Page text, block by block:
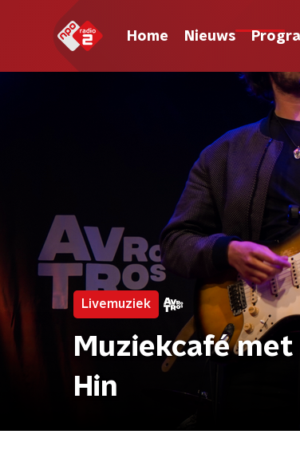
Home Nieuws
Livemuziek
Muziekcafé met
Hin